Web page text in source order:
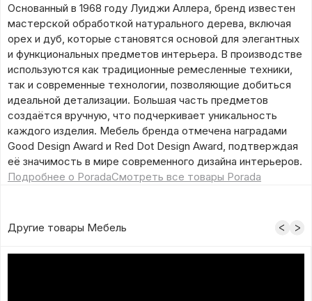
Основанный в 1968 году Луиджи Аллера, бренд известен
мастерской обработкой натурального дерева, включая
орех и дуб, которые становятся основой для элегантных
и функциональных предметов интерьера. В производстве
используются как традиционные ремесленные техники,
так и современные технологии, позволяющие добиться
идеальной детализации. Большая часть предметов
создаётся вручную, что подчеркивает уникальность
каждого изделия. Мебель бренда отмечена наградами
Good Design Award и Red Dot Design Award, подтверждая
её значимость в мире современного дизайна интерьеров.
Подробнее о PoradaСмотреть все товары Porada
Другие товары Мебель